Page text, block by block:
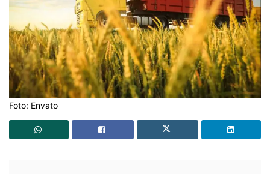
Foto: Envato